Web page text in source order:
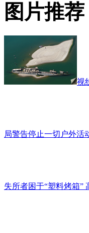
图片推荐
视
局警告停止一切户外活
失所者困于“塑料烤箱”